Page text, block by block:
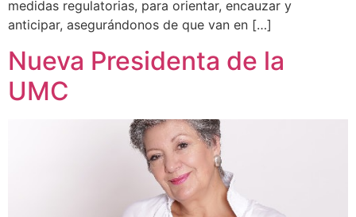
medidas regulatorias, para orientar, encauzar y
anticipar, asegurándonos de que van en […]
Nueva Presidenta de la
UMC